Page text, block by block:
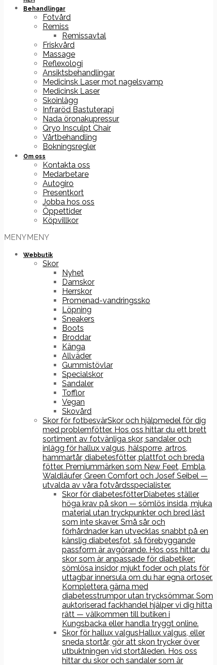
Behandlingar
Fotvård
Remiss
Remissavtal
Friskvård
Massage
Reflexologi
Ansiktsbehandlingar
Medicinsk Laser mot nagelsvamp
Medicinsk Laser
Skoinlägg
Infraröd Bastuterapi
Nada öronakupressur
Qryo Insculpt Chair
Vårtbehandling
Bokningsregler
Om oss
Kontakta oss
Medarbetare
Autogiro
Presentkort
Jobba hos oss
Öppettider
Köpvillkor
MENYMENY
Webbutik
Skor
Nyhet
Damskor
Herrskor
Promenad-vandringssko
Löpning
Sneakers
Boots
Broddar
Känga
Allväder
Gummistövlar
Specialskor
Sandaler
Tofflor
Vegan
Skovård
Skor för fotbesvärSkor och hjälpmedel för dig
med problemfötter. Hos oss hittar du ett brett
sortiment av fotvänliga skor, sandaler och
inlägg för hallux valgus, hälsporre, artros,
hammartår, diabetesfötter, plattfot och breda
fötter. Premiummärken som New Feet, Embla,
Waldläufer, Green Comfort och Josef Seibel —
utvalda av våra fotvårdsspecialister.
Skor för diabetesfötterDiabetes ställer
höga krav på skon — sömlös insida, mjuka
material utan tryckpunkter och bred läst
som inte skaver. Små sår och
förhårdnader kan utvecklas snabbt på en
känslig diabetesfot, så förebyggande
passform är avgörande. Hos oss hittar du
skor som är anpassade för diabetiker:
sömlösa insidor, mjukt foder och plats för
uttagbar innersula om du har egna ortoser.
Komplettera gärna med
diabetesstrumpor utan trycksömmar. Som
auktoriserad fackhandel hjälper vi dig hitta
rätt — välkommen till butiken i
Kungsbacka eller handla tryggt online.
Skor för hallux valgusHallux valgus, eller
sneda stortår, gör att skon trycker över
utbuktningen vid stortåleden. Hos oss
hittar du skor och sandaler som är